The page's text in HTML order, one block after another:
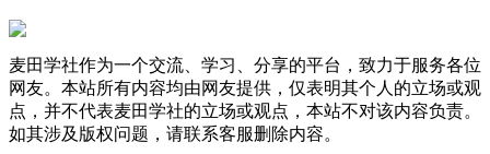
麦田学社作为一个交流、学习、分享的平台，致力于服务各位
网友。本站所有内容均由网友提供，仅表明其个人的立场或观
点，并不代表麦田学社的立场或观点，本站不对该内容负责。
如其涉及版权问题，请联系客服删除内容。